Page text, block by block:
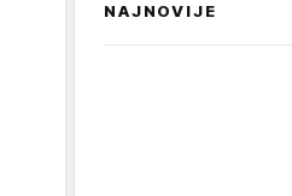
NAJNOVIJE